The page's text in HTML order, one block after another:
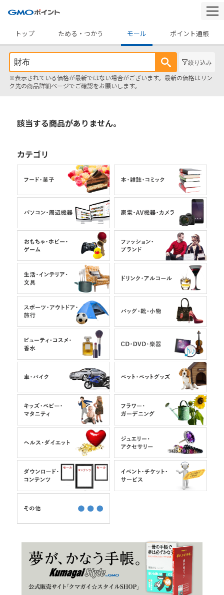
トップ
ためる・つかう モール ポイント通帳
絞り込み
※表示されている価格が最新ではない場合がございます。最新の価格はリン
ク先の商品詳細ページでご確認をお願いします。
該当する商品がありません。
カテゴリ